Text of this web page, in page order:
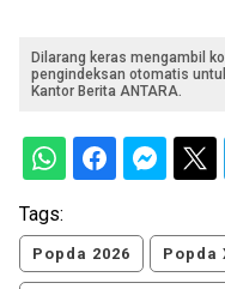
Dilarang keras mengambil
pengindeksan otomatis
Kantor Berita ANTARA.
Tags:
Popda 2026 Popda